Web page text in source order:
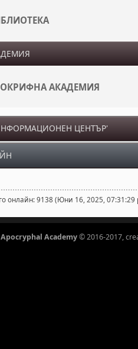
АКАДЕМИЯ
- ИНФОРМАЦИОНЕН ЦЕНТЪР'
онлайн: 9138 (Юни 16, 2025, 07:31:29
Apocryphal Academy© 2016-2017,